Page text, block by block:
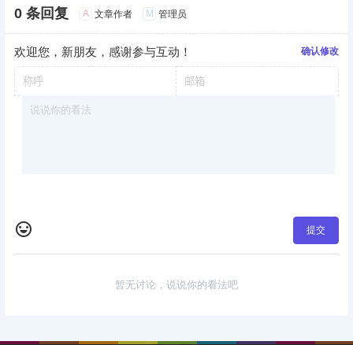
0 条回复 A 文章作者 M 管理员
欢迎您，新朋友，感谢参与互动！ 确认修改
提交
暂无讨论，说说你的看法吧